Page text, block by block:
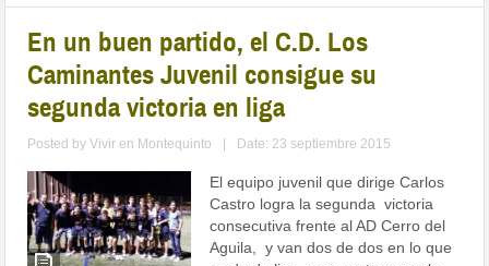
En un buen partido, el C.D. Los
Caminantes Juvenil consigue su
segunda victoria en liga
Posted byVivir en Montequinto Date: 23 septiembre 2015
El equipo juvenil que dirige Carlos
Castro logra la segunda victoria
consecutiva frente al AD Cerro del
Aguila, y van dos de dos en lo que